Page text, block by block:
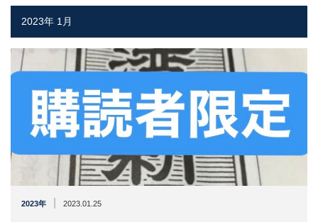
2023年 1月
2023年 2023.01.25